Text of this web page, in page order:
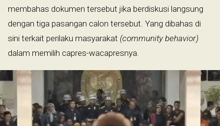
membahas dokumen tersebut jika berdiskusi langsung
dengan tiga pasangan calon tersebut. Yang dibahas di
sini terkait perilaku masyarakat (community behavior)
dalam memilih capres-wacapresnya.